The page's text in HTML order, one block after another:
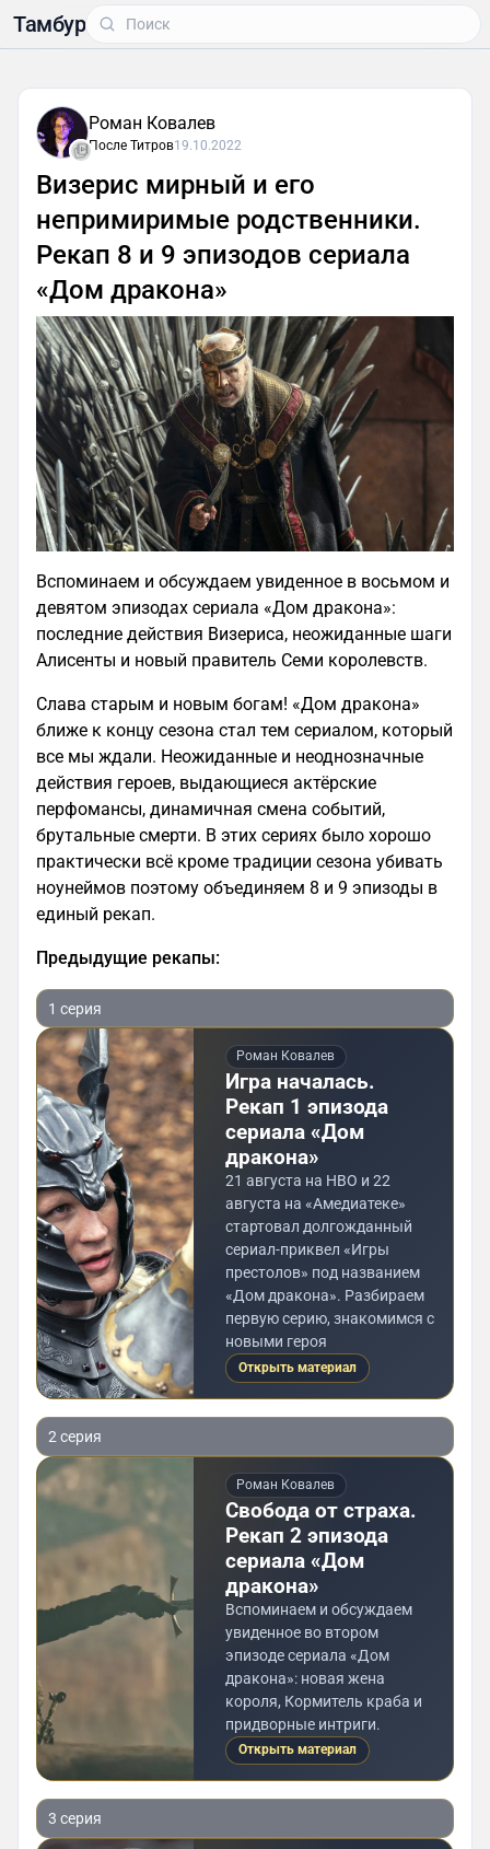
Тамбур
Роман Ковалев
После Титров19.10.2022
Визерис мирный и его
непримиримые родственники.
Рекап 8 и 9 эпизодов сериала
«Дом дракона»
Вспоминаем и обсуждаем увиденное в восьмом и
девятом эпизодах сериала «Дом дракона»:
последние действия Визериса, неожиданные шаги
Алисенты и новый правитель Семи королевств.
Слава старым и новым богам! «Дом дракона»
ближе к концу сезона стал тем сериалом, который
все мы ждали. Неожиданные и неоднозначные
действия героев, выдающиеся актёрские
перфомансы, динамичная смена событий,
брутальные смерти. В этих сериях было хорошо
практически всё кроме традиции сезона убивать
ноунеймов поэтому объединяем 8 и 9 эпизоды в
единый рекап.
Предыдущие рекапы:
1 серия
Роман Ковалев
Игра началась.
Рекап 1 эпизода
сериала «Дом
дракона»
21 августа на HBO и 22
августа на «Амедиатеке»
стартовал долгожданный
сериал-приквел «Игры
престолов» под названием
«Дом дракона». Разбираем
первую серию, знакомимся с
новыми героя
Открыть материал
2 серия
Роман Ковалев
Свобода от страха.
Рекап 2 эпизода
сериала «Дом
дракона»
Вспоминаем и обсуждаем
увиденное во втором
эпизоде сериала «Дом
дракона»: новая жена
короля, Кормитель краба и
придворные интриги.
Открыть материал
3 серия